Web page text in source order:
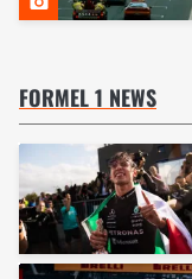
FORMEL 1 NEWS